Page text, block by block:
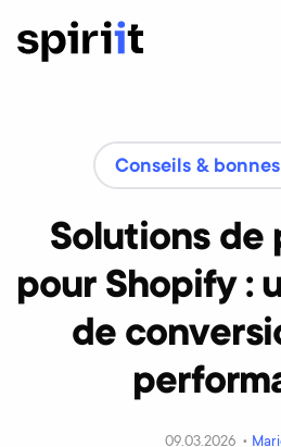
Conseils &
Solutions de
pour Shopify :
de
09.03.2026 •